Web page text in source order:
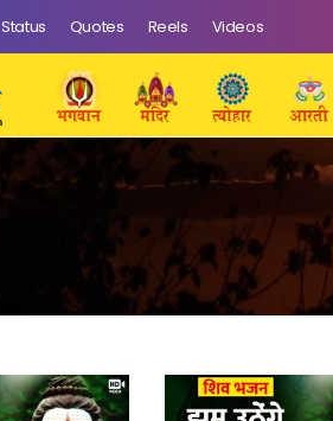
Status Quotes Reels Videos